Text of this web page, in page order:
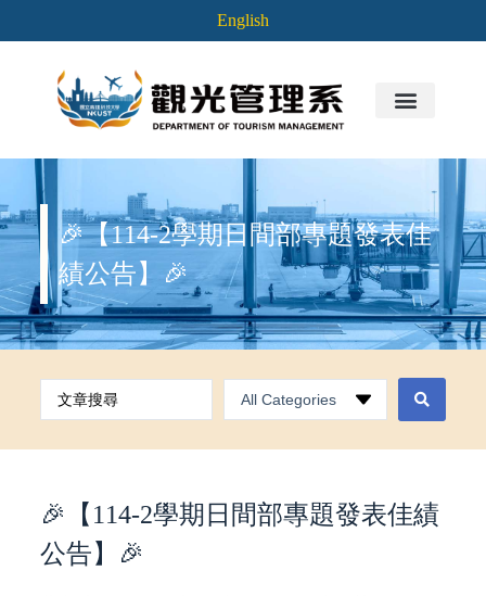
English
🎉【114-2學期日間部專題發表佳
績公告】🎉
🎉【114-2學期日間部專題發表佳績
公告】🎉